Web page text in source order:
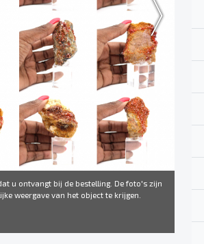
u ontvangt bij de bestelling. De foto's zijn
weergave van het object te krijgen.